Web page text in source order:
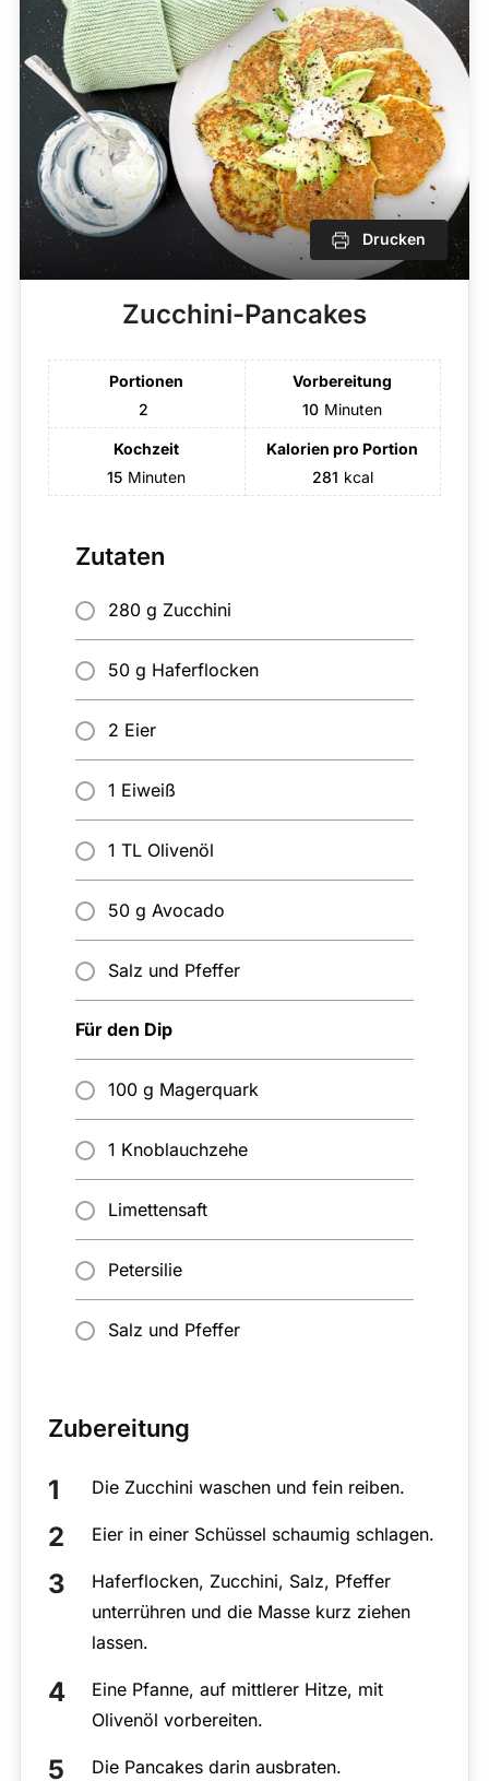
Drucken
Zucchini-Pancakes
Portionen
2
Vorbereitung
10 Minuten
Kochzeit
15 Minuten
Kalorien pro Portion
281 kcal
Zutaten
280 g Zucchini
50 g Haferflocken
2 Eier
1 Eiweiß
1 TL Olivenöl
50 g Avocado
Salz und Pfeffer
Für den Dip
100 g Magerquark
1 Knoblauchzehe
Limettensaft
Petersilie
Salz und Pfeffer
Zubereitung
Die Zucchini waschen und fein reiben.
Eier in einer Schüssel schaumig schlagen.
Haferflocken, Zucchini, Salz, Pfeffer
unterrühren und die Masse kurz ziehen
lassen.
Eine Pfanne, auf mittlerer Hitze, mit
Olivenöl vorbereiten.
Die Pancakes darin ausbraten.